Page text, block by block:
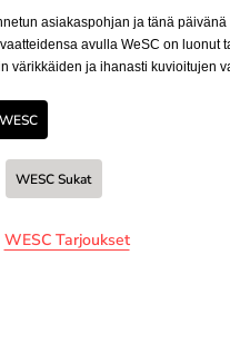
asiakaspohjan ja tänä
avulla WeSC on
värikkäiden ja ihanasti kuvioitujen
WESC Sukat
WESC Tarjoukset